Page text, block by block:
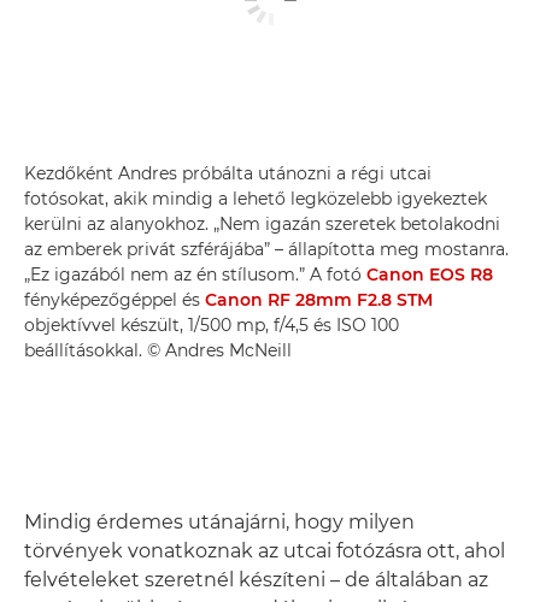
Kezdőként Andres próbálta utánozni a régi utcai
fotósokat, akik mindig a lehető legközelebb igyekeztek
kerülni az alanyokhoz. „Nem igazán szeretek betolakodni
az emberek privát szférájába” – állapította meg mostanra.
„Ez igazából nem az én stílusom.” A fotó Canon EOS R8
fényképezőgéppel és Canon RF 28mm F2.8 STM
objektívvel készült, 1/500 mp, f/4,5 és ISO 100
beállításokkal. © Andres McNeill
Mindig érdemes utánajárni, hogy milyen
törvények vonatkoznak az utcai fotózásra ott, ahol
felvételeket szeretnél készíteni – de általában az